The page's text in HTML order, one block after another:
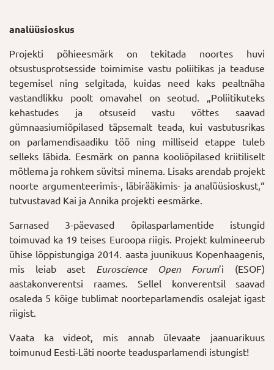
analüüsioskus
Projekti põhieesmärk on tekitada noortes huvi
otsustusprotsesside toimimise vastu poliitikas ja teaduse
tegemisel ning selgitada, kuidas need kaks pealtnäha
vastandlikku poolt omavahel on seotud. „Poliitikuteks
kehastudes ja otsuseid vastu võttes saavad
gümnaasiumiõpilased täpsemalt teada, kui vastutusrikas
on parlamendisaadiku töö ning milliseid etappe tuleb
selleks läbida. Eesmärk on panna kooliõpilased kriitiliselt
mõtlema ja rohkem süvitsi minema. Lisaks arendab projekt
noorte argumenteerimis-, läbirääkimis- ja analüüsioskust,“
tutvustavad Kai ja Annika projekti eesmärke.
Sarnased 3-päevased õpilasparlamentide istungid
toimuvad ka 19 teises Euroopa riigis. Projekt kulmineerub
ühise lõppistungiga 2014. aasta juunikuus Kopenhaagenis,
mis
leiab aset Euroscience Open Forum’i (ESOF)
aastakonverentsi raames. Sellel konverentsil saavad
osaleda 5 kõige tublimat noorteparlamendis osalejat igast
riigist.
Vaata ka videot, mis annab ülevaate jaanuarikuus
toimunud Eesti-Läti noorte teadusparlamendi istungist!